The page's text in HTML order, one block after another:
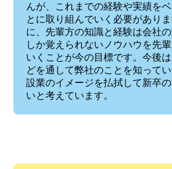
んが、これまでの経験や実績を
とに取り組んでいく必要があり
に、先輩方の知識と経験は会社
しか覚えられないノウハウを先
いくことが今の目標です。今後
どを通して弊社のことを知って
設業のイメージを払拭して新卒
いと考えています。